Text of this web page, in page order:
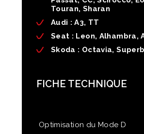
Touran, Sharan
Audi : A3, TT
Seat : Leon, Alhambra,
Skoda : Octavia,
FICHE TECHNIQUE
Optimisation du Mode D